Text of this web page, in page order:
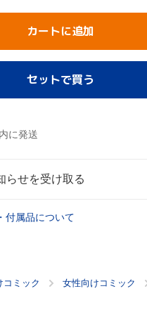
カートに追加
セットで買う
に発送
らせを受け取る
付属品について
コミック 女性向けコミック